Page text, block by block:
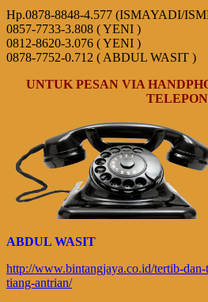
Hp.0878-8848-4.577 (ISMAYADI/
0857-7733-3.808 ( YENI )
0812-8620-3.076 ( YENI )
0878-7752-0.712 ( ABDUL WASIT )
UNTUK PESAN VIA
TELEPON
ABDUL WASIT
http://www.bintangjaya.co.id/tertib-dan-
tiang-antrian/